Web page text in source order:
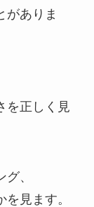
がありま
を正しく見
、
見ます。